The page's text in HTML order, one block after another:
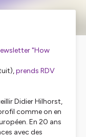
"How
prends RDV
Didier Hilhorst,
comme on en
En 20 ans
avec des